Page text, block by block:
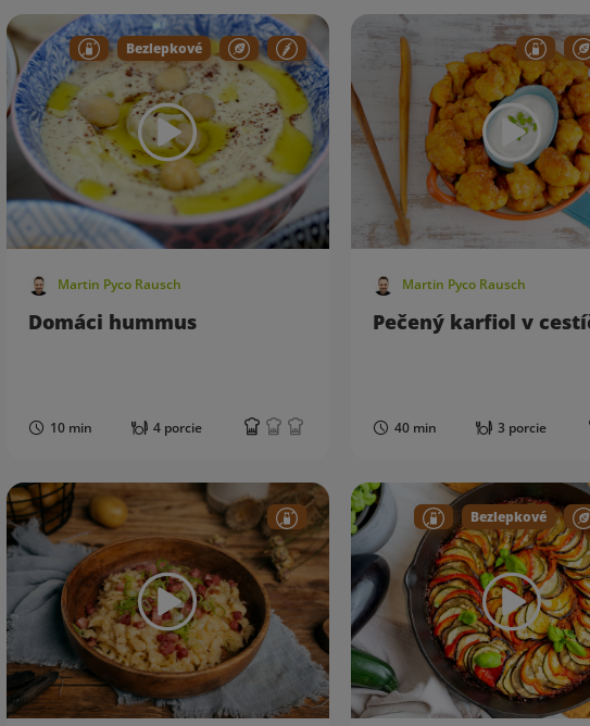
Bezlepkové
Martin Pyco Rausch
Domáci hummus
10 min 4 porcie
Martin Pyco Rausch
Pečený karfiol v
40 min 3 porcie
Bezlepkové